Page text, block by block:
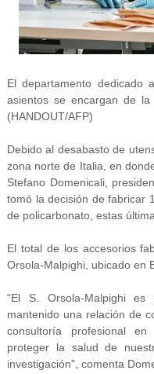
El departamento
asientos se encargan de la
(HANDOUT/AFP)
Debido al desabasto de
zona norte de Italia, en
Stefano Domenicali,
tomó la decisión de fabricar
de policarbonato, estas
El total de los accesorios
Orsola-Malpighi, ubicado en
“El S. Orsola-Malpighi
mantenido una relación de
consultoría profesional
proteger la salud de
investigación", comenta